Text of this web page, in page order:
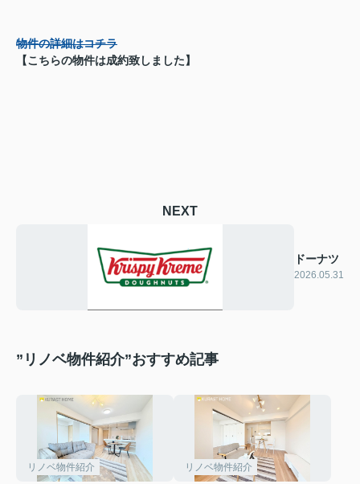
物件の詳細はコチラ
【こちらの物件は成約致しました】
NEXT
ドーナツ
2026.05.31
”リノベ物件紹介”おすすめ記事
リノベ物件紹介 リノベ物件紹介